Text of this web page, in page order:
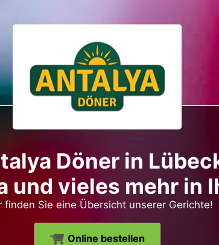
Döner in
und vieles mehr in
finden Sie eine Übersicht unserer Gerichte!
Online bestellen